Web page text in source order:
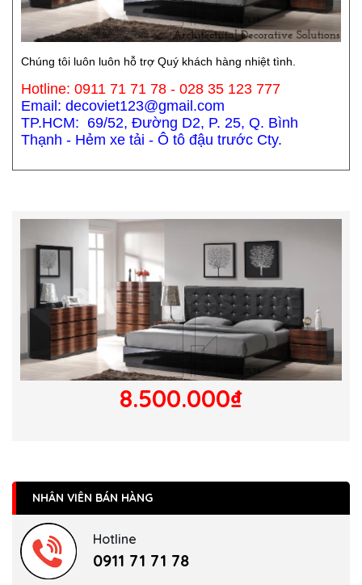
Chúng tôi luôn luôn hỗ trợ Quý khách hàng nhiệt tình.
Hotline: 0911 71 71 78 - 028 35 123 777
Email: decoviet123@gmail.com
TP.HCM: 69/52, Đường D2, P. 25, Q. Bình
Thạnh - Hẻm xe tải - Ô tô đậu trước Cty.
8.500.000₫
NHÂN VIÊN BÁN HÀNG
Hotline
0911 71 71 78